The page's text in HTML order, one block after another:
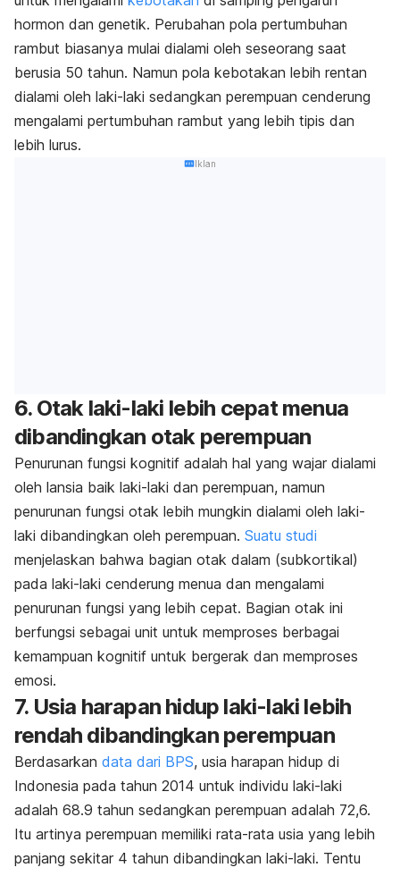
hormon dan genetik. Perubahan pola pertumbuhan
rambut biasanya mulai dialami oleh seseorang saat
berusia 50 tahun. Namun pola kebotakan lebih rentan
dialami oleh laki-laki sedangkan perempuan cenderung
mengalami pertumbuhan rambut yang lebih tipis dan
lebih lurus.
Iklan
6. Otak laki-laki lebih cepat menua
dibandingkan otak perempuan
Penurunan fungsi kognitif adalah hal yang wajar dialami
oleh lansia baik laki-laki dan perempuan, namun
penurunan fungsi otak lebih mungkin dialami oleh laki-
laki dibandingkan oleh perempuan. Suatu studi
menjelaskan bahwa bagian otak dalam (subkortikal)
pada laki-laki cenderung menua dan mengalami
penurunan fungsi yang lebih cepat. Bagian otak ini
berfungsi sebagai unit untuk memproses berbagai
kemampuan kognitif untuk bergerak dan memproses
emosi.
7. Usia harapan hidup laki-laki lebih
rendah dibandingkan perempuan
Berdasarkan data dari BPS, usia harapan hidup di
Indonesia pada tahun 2014 untuk individu laki-laki
adalah 68.9 tahun sedangkan perempuan adalah 72,6.
Itu artinya perempuan memiliki rata-rata usia yang lebih
panjang sekitar 4 tahun dibandingkan laki-laki. Tentu